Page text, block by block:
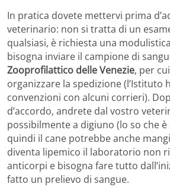
In pratica dovete mettervi prima
veterinario: non si tratta di un
qualsiasi, è richiesta una
bisogna inviare il campione di
Zooprofilattico delle Venezie, per
organizzare la spedizione (l’Istituto
convenzioni con alcuni corrieri).
d’accordo, andrete dal vostro
possibilmente a digiuno (lo so che
quindi il cane potrebbe anche
diventa lipemico il laboratorio non
anticorpi e bisogna fare tutto
fatto un prelievo di sangue.